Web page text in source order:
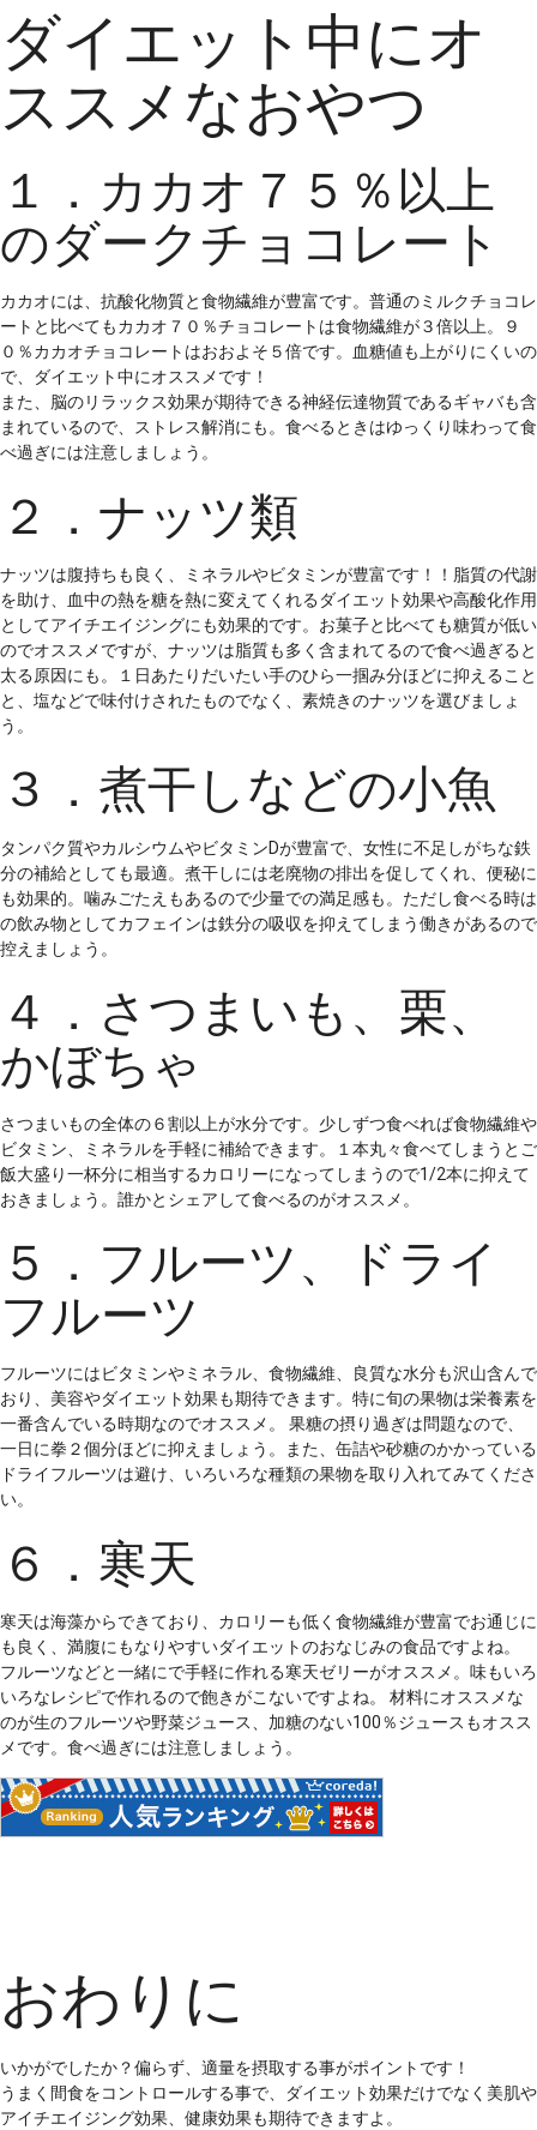
ダイエット中にオ
ススメなおやつ
１．カカオ７５％以上
のダークチョコレート
カカオには、抗酸化物質と食物繊維が豊富です。普通のミルクチョコレ
ートと比べてもカカオ７０％チョコレートは食物繊維が３倍以上。９
０％カカオチョコレートはおおよそ５倍です。血糖値も上がりにくいの
で、ダイエット中にオススメです！
また、脳のリラックス効果が期待できる神経伝達物質であるギャバも含
まれているので、ストレス解消にも。食べるときはゆっくり味わって食
べ過ぎには注意しましょう。
２．ナッツ類
ナッツは腹持ちも良く、ミネラルやビタミンが豊富です！！脂質の代謝
を助け、血中の熱を糖を熱に変えてくれるダイエット効果や高酸化作用
としてアイチエイジングにも効果的です。お菓子と比べても糖質が低い
のでオススメですが、ナッツは脂質も多く含まれてるので食べ過ぎると
太る原因にも。１日あたりだいたい手のひら一掴み分ほどに抑えること
と、塩などで味付けされたものでなく、素焼きのナッツを選びましょ
う。
３．煮干しなどの小魚
タンパク質やカルシウムやビタミンDが豊富で、女性に不足しがちな鉄
分の補給としても最適。煮干しには老廃物の排出を促してくれ、便秘に
も効果的。噛みごたえもあるので少量での満足感も。ただし食べる時は
の飲み物としてカフェインは鉄分の吸収を抑えてしまう働きがあるので
控えましょう。
４．さつまいも、栗、
かぼちゃ
さつまいもの全体の６割以上が水分です。少しずつ食べれば食物繊維や
ビタミン、ミネラルを手軽に補給できます。１本丸々食べてしまうとご
飯大盛り一杯分に相当するカロリーになってしまうので1/2本に抑えて
おきましょう。誰かとシェアして食べるのがオススメ。
５．フルーツ、ドライ
フルーツ
フルーツにはビタミンやミネラル、食物繊維、良質な水分も沢山含んで
おり、美容やダイエット効果も期待できます。特に旬の果物は栄養素を
一番含んでいる時期なのでオススメ。 果糖の摂り過ぎは問題なので、
一日に拳２個分ほどに抑えましょう。また、缶詰や砂糖のかかっている
ドライフルーツは避け、いろいろな種類の果物を取り入れてみてくださ
い。
６．寒天
寒天は海藻からできており、カロリーも低く食物繊維が豊富でお通じに
も良く、満腹にもなりやすいダイエットのおなじみの食品ですよね。
フルーツなどと一緒にで手軽に作れる寒天ゼリーがオススメ。味もいろ
いろなレシピで作れるので飽きがこないですよね。 材料にオススメな
のが生のフルーツや野菜ジュース、加糖のない100％ジュースもオスス
メです。食べ過ぎには注意しましょう。
おわりに
いかがでしたか？偏らず、適量を摂取する事がポイントです！
うまく間食をコントロールする事で、ダイエット効果だけでなく美肌や
アイチエイジング効果、健康効果も期待できますよ。